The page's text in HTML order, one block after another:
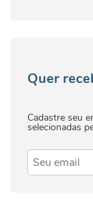
Quer
Cadastre seu
selecionadas